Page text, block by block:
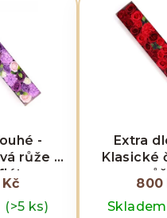
-
růže a
(>5 ks)
Extra
Klasické
800
Skladem